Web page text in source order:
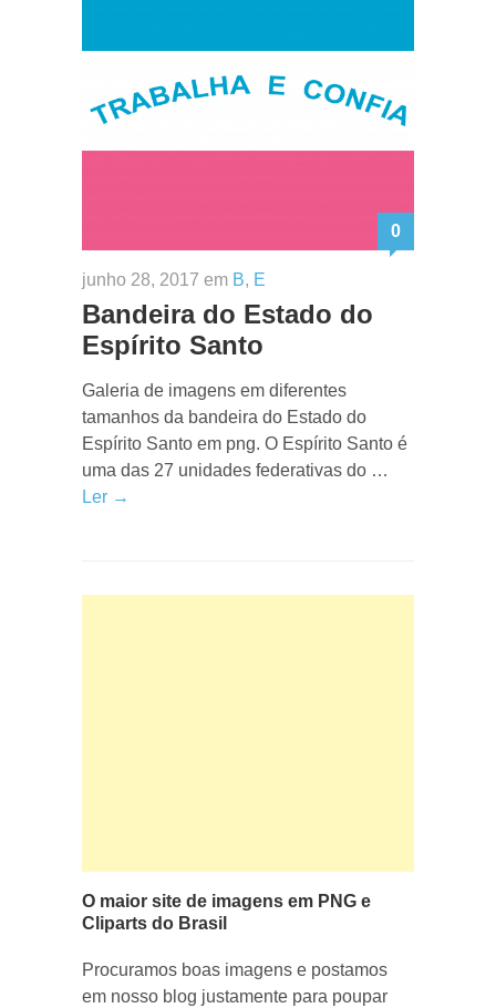
0
junho 28, 2017 em B, E
Bandeira do Estado do
Espírito Santo
Galeria de imagens em diferentes
tamanhos da bandeira do Estado do
Espírito Santo em png. O Espírito Santo é
uma das 27 unidades federativas do …
Ler →
O maior site de imagens em PNG e
Cliparts do Brasil
Procuramos boas imagens e postamos
em nosso blog justamente para poupar